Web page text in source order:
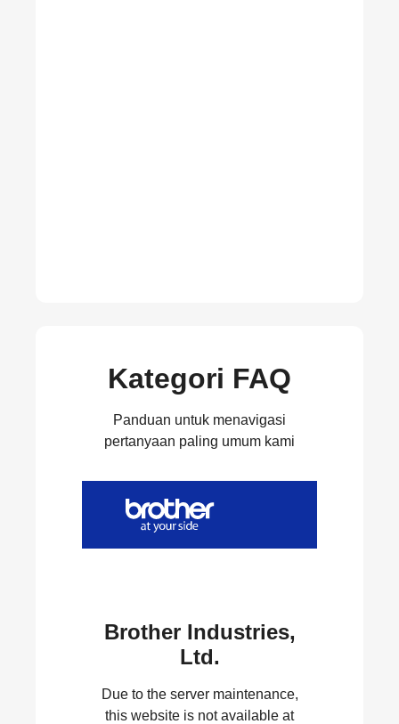
Kategori FAQ
Panduan untuk menavigasi
pertanyaan paling umum kami
Brother Industries,
Ltd.
Due to the server maintenance,
this website is not available at